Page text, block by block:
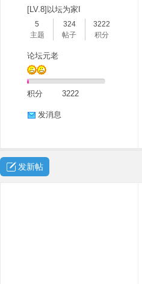
[LV.8]以坛为家I
5
主题
324
帖子
3222
积分
论坛元老
积分 3222
发消息
发新帖